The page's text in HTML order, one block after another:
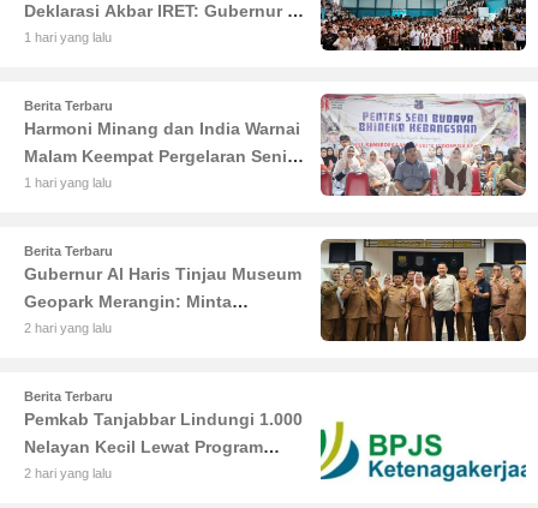
Deklarasi Akbar IRET: Gubernur Al
Haris Sentil Bahaya Judi Online
1 hari yang lalu
Berita Terbaru
Harmoni Minang dan India Warnai
Malam Keempat Pergelaran Seni
Budaya di Alun-Alun Kuala
1 hari yang lalu
Berita Terbaru
Gubernur Al Haris Tinjau Museum
Geopark Merangin: Minta
Pengelola Genjot Inovasi dan
2 hari yang lalu
Berita Terbaru
Pemkab Tanjabbar Lindungi 1.000
Nelayan Kecil Lewat Program
BPJS Ketenagakerjaan
2 hari yang lalu